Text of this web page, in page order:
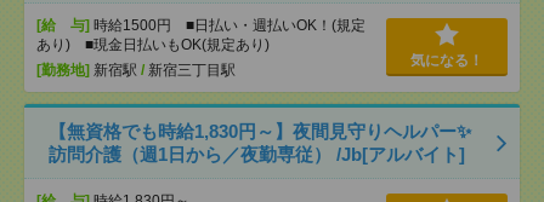
[給 与] 時給1500円 ■日払い・週払いOK！(規定
あり) ■現金日払いもOK(規定あり)
[勤務地] 新宿駅 / 新宿三丁目駅
気になる！
【無資格でも時給1,830円～】夜間見守りヘルパー✨
訪問介護（週1日から／夜勤専従） /Jb[アルバイト]